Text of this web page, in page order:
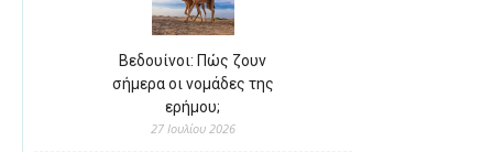
Βεδουίνοι: Πώς ζουν
σήμερα οι νομάδες της
ερήμου;
27 Ιουλίου 2026